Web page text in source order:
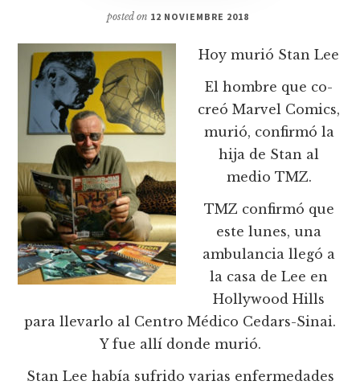
posted on 12 NOVIEMBRE 2018
Hoy murió Stan Lee
El hombre que co-
creó Marvel Comics,
murió, confirmó la
hija de Stan al
medio TMZ.
TMZ confirmó que
este lunes, una
ambulancia llegó a
la casa de Lee en
Hollywood Hills
para llevarlo al Centro Médico Cedars-Sinai.
Y fue allí donde murió.
Stan Lee había sufrido varias enfermedades